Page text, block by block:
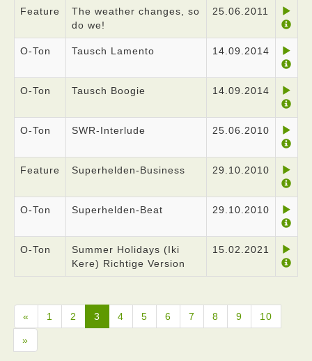
Feature
The weather changes, so
do we!
25.06.2011
O-Ton Tausch Lamento 14.09.2014
O-Ton Tausch Boogie 14.09.2014
O-Ton SWR-Interlude 25.06.2010
Feature Superhelden-Business 29.10.2010
O-Ton Superhelden-Beat 29.10.2010
O-Ton
Summer Holidays (Iki
Kere) Richtige Version
15.02.2021
« 1 2 3 4 5 6 7 8 9 10
»